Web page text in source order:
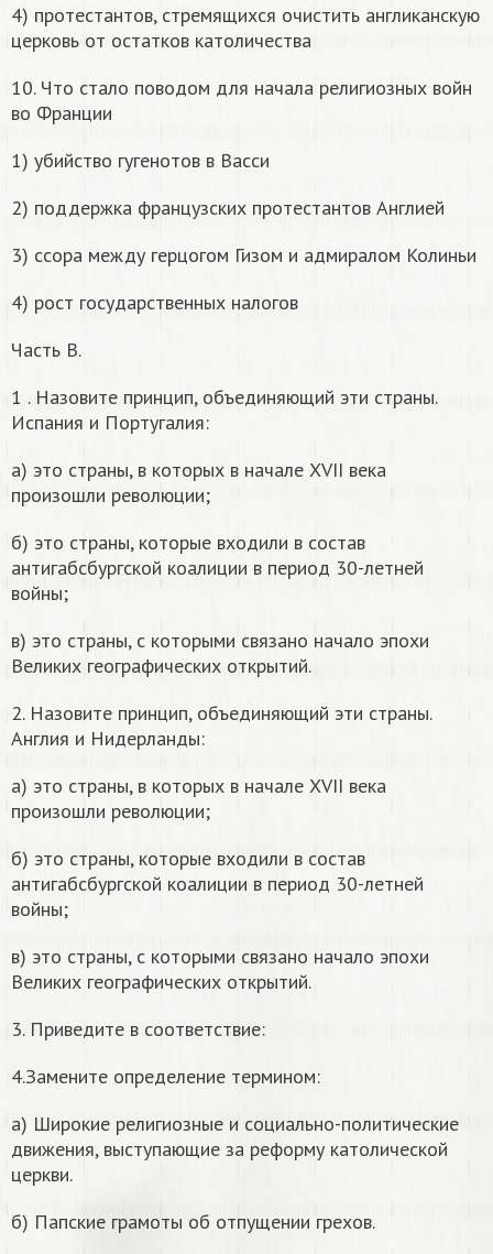
4) протестантов, стремящихся очистить англиканскую
церковь от остатков католичества
10. Что стало поводом для начала религиозных войн
во Франции
1) убийство гугенотов в Васси
2) поддержка французских протестантов Англией
3) ссора между герцогом Гизом и адмиралом Колиньи
4) рост государственных налогов
Часть В.
1 . Назовите принцип, объединяющий эти страны.
Испания и Португалия:
а) это страны, в которых в начале XVII века
произошли революции;
б) это страны, которые входили в состав
антигабсбургской коалиции в период 30-летней
войны;
в) это страны, с которыми связано начало эпохи
Великих географических открытий.
2. Назовите принцип, объединяющий эти страны.
Англия и Нидерланды:
а) это страны, в которых в начале XVII века
произошли революции;
б) это страны, которые входили в состав
антигабсбургской коалиции в период 30-летней
войны;
в) это страны, с которыми связано начало эпохи
Великих географических открытий.
3. Приведите в соответствие:
4.Замените определение термином:
a) Широкие религиозные и социально-политические
движения, выступающие за реформу католической
церкви.
б) Папские грамоты об отпущении грехов.